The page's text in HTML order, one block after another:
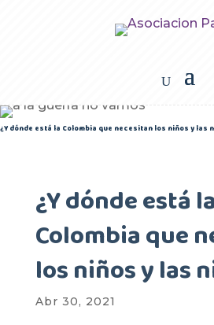
¿Y dónde está la Colombia que necesitan los niños y las
¿Y dónde está la
Colombia que
los niños y las
Abr 30, 2021